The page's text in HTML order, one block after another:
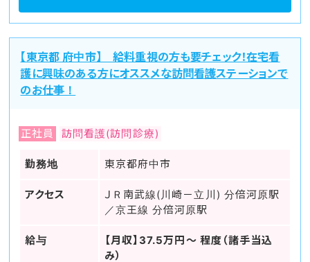
【東京都 府中市】 給料重視の方も要チェック！在宅看
護に興味のある方にオススメな訪問看護ステーションで
のお仕事！
正社員 訪問看護(訪問診療)
勤務地 東京都府中市
アクセス
ＪＲ南武線(川崎－立川) 分倍河原駅
／京王線 分倍河原駅
給与
【月収】37.5万円～ 程度（諸手当込
み）